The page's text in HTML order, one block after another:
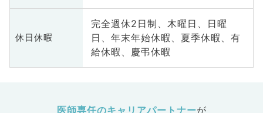
休日休暇
完全週休2日制、木曜日、日曜
日、年末年始休暇、夏季休暇、有
給休暇、慶弔休暇
医師専任のキャリアパートナーが